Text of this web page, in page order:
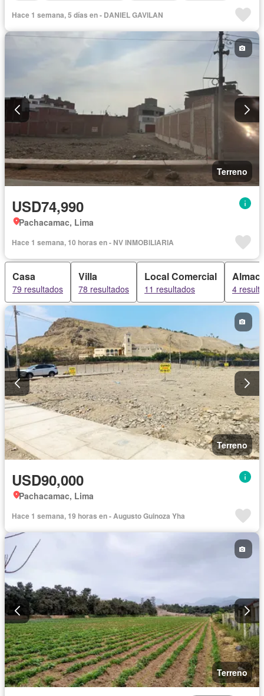
Hace 1 semana, 5 días en - DANIEL GAVILAN
Terreno
USD74,990
Pachacamac, Lima
Hace 1 semana, 10 horas en - NV INMOBILIARIA
Casa
79 resultados
Villa
78 resultados
Local Comercial
11 resultados 4
Terreno
USD90,000
Pachacamac, Lima
Hace 1 semana, 19 horas en - Augusto Guinoza Yha
Terreno